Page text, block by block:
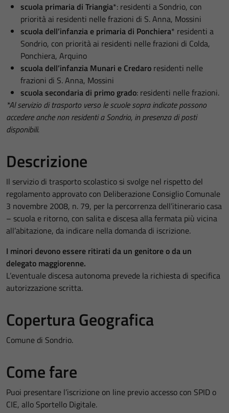
scuola primaria di Triangia*: residenti a Sondrio, con
priorità ai residenti nelle frazioni di S. Anna, Mossini
scuola dell’infanzia e primaria di Ponchiera* residenti a
Sondrio, con priorità ai residenti nelle frazioni di Colda,
Ponchiera, Arquino
scuola dell’infanzia Munari e Credaro residenti nelle
frazioni di S. Anna, Mossini
scuola secondaria di primo grado: residenti nelle frazioni.
*Al servizio di trasporto verso le scuole sopra indicate possono
accedere anche non residenti a Sondrio, in presenza di posti
disponibili.
Descrizione
Il servizio di trasporto scolastico si svolge nel rispetto del
regolamento approvato con Deliberazione Consiglio Comunale
3 novembre 2008, n. 79, per la percorrenza dell’itinerario casa
– scuola e ritorno, con salita e discesa alla fermata più vicina
all’abitazione, da indicare nella domanda di iscrizione.
I minori devono essere ritirati da un genitore o da un
delegato maggiorenne.
L’eventuale discesa autonoma prevede la richiesta di specifica
autorizzazione scritta.
Copertura Geografica
Comune di Sondrio.
Come fare
Puoi presentare l’iscrizione on line previo accesso con SPID o
CIE, allo Sportello Digitale.